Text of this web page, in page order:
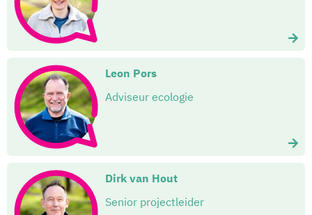
Leon Pors
Adviseur ecologie
Dirk van Hout
Senior projectleider